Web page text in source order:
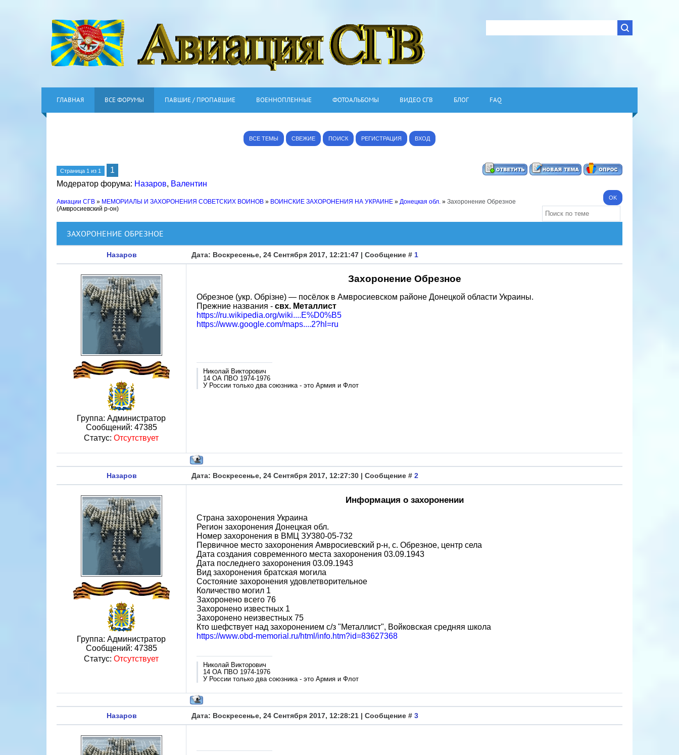
ГЛАВНАЯ ВСЕ ФОРУМЫ ПАВШИЕ / ПРОПАВШИЕ ВОЕННОПЛЕННЫЕ ФОТОАЛЬБОМЫ ВИДЕО СГВ БЛОГ FAQ
ВСЕ ТЕМЫ СВЕЖИЕ ПОИСК РЕГИСТРАЦИЯ ВХОД
Страница 1 из 1
1
Модератор форума: Назаров, Валентин
Авиации СГВ » МЕМОРИАЛЫ И ЗАХОРОНЕНИЯ СОВЕТСКИХ ВОИНОВ » ВОИНСКИЕ ЗАХОРОНЕНИЯ НА УКРАИНЕ » Донецкая обл. » Захоронение Обрезное
(Амвросиевский р-он)
ЗАХОРОНЕНИЕ ОБРЕЗНОЕ
Назаров Дата: Воскресенье, 24 Сентября 2017, 12:21:47 | Сообщение # 1
Группа: Администратор
Сообщений: 47385
Статус: Отсутствует
Захоронение Обрезное
Обрезное (укр. Обрізне) — посёлок в Амвросиевском районе Донецкой области Украины.
Прежние названия - свх. Металлист
https://ru.wikipedia.org/wiki....E%D0%B5
https://www.google.com/maps....2?hl=ru
Николай Викторович
14 ОА ПВО 1974-1976
У России только два союзника - это Армия и Флот
Назаров Дата: Воскресенье, 24 Сентября 2017, 12:27:30 | Сообщение # 2
Группа: Администратор
Сообщений: 47385
Статус: Отсутствует
Информация о захоронении
Страна захоронения Украина
Регион захоронения Донецкая обл.
Номер захоронения в ВМЦ ЗУ380-05-732
Первичное место захоронения Амвросиевский р-н, с. Обрезное, центр села
Дата создания современного места захоронения 03.09.1943
Дата последнего захоронения 03.09.1943
Вид захоронения братская могила
Состояние захоронения удовлетворительное
Количество могил 1
Захоронено всего 76
Захоронено известных 1
Захоронено неизвестных 75
Кто шефствует над захоронением с/з "Металлист", Войковская средняя школа
https://www.obd-memorial.ru/html/info.htm?id=83627368
Николай Викторович
14 ОА ПВО 1974-1976
У России только два союзника - это Армия и Флот
Назаров Дата: Воскресенье, 24 Сентября 2017, 12:28:21 | Сообщение # 3